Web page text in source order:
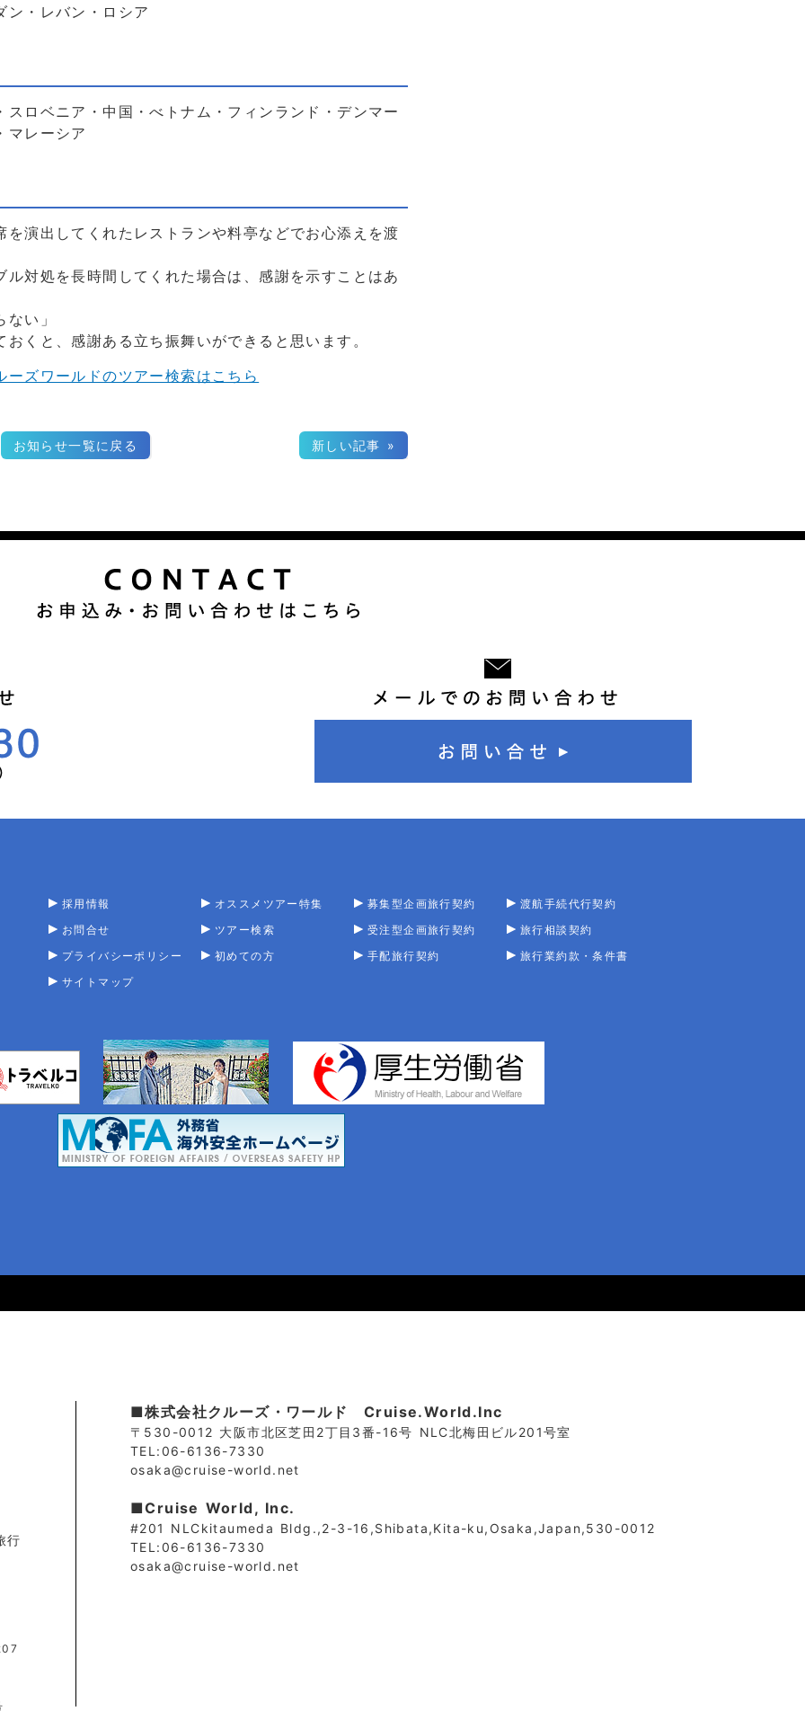
ン・レバン・ロシア
ロベニア・中国・べトナム・フィンランド・デンマー
マレーシア
演出してくれたレストランや料亭などでお心添えを渡
対処を長時間してくれた場合は、感謝を示すことはあ
い」
くと、感謝ある立ち振舞いができると思います。
ーズワールドのツアー検索はこちら
お知らせ一覧に戻る 新しい記事 »
採用情報
お問合せ
プライバシーポリシー
サイトマップ
オススメツアー特集
ツアー検索
初めての方
募集型企画旅行契約
受注型企画旅行契約
手配旅行契約
渡航手続代行契約
旅行相談契約
旅行業約款・条件書
行
■株式会社クルーズ・ワールド Cruise.World.Inc
〒530-0012 大阪市北区芝田2丁目3番-16号 NLC北梅田ビル201号室
TEL:06-6136-7330
osaka@cruise-world.net
■Cruise World, Inc.
#201 NLCkitaumeda Bldg.,2-3-16,Shibata,Kita-ku,Osaka,Japan,530-0012
TEL:06-6136-7330
osaka@cruise-world.net